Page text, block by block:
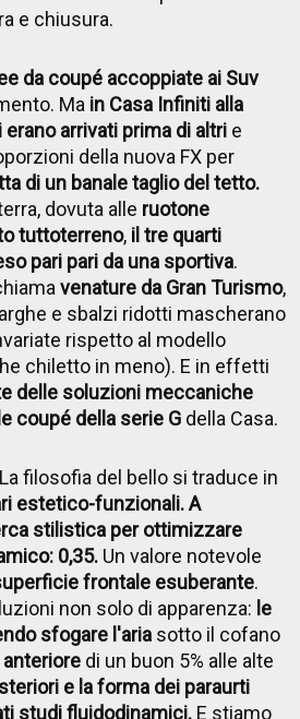
e chiusura.
da coupé accoppiate ai Suv
Ma in Casa Infiniti alla
arrivati prima di altri e
della nuova FX per
di un banale taglio del tetto.
dovuta alle ruotone
tuttoterreno, il tre quarti
pari pari da una sportiva.
venature da Gran Turismo,
e sbalzi ridotti mascherano
rispetto al modello
chiletto in meno). E in effetti
delle soluzioni meccaniche
coupé della serie G della Casa.
filosofia del bello si traduce in
estetico-funzionali. A
stilistica per ottimizzare
0,35. Un valore notevole
frontale esuberante.
non solo di apparenza: le
sfogare l'aria sotto il cofano
di un buon 5% alle alte
e la forma dei paraurti
studi fluidodinamici. E stiamo